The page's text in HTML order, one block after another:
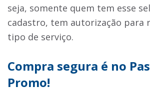
seja, somente quem tem esse
cadastro, tem autorização para
tipo de serviço.
Compra segura é no
Promo!